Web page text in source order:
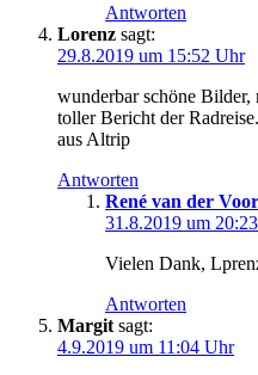
Antworten
Lorenz sagt:
29.8.2019 um 15:52 Uhr
wunderbar schöne Bilder,
toller Bericht der
aus Altrip
Antworten
René van der
31.8.2019 um
Vielen Dank,
Antworten
Margit sagt:
4.9.2019 um 11:04 Uhr